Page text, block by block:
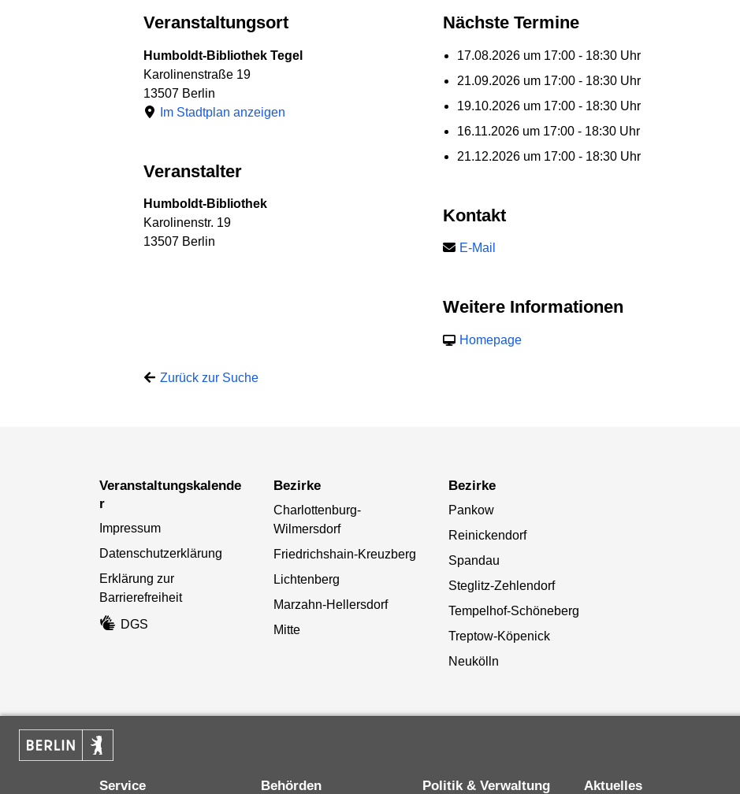
Veranstaltungsort
Humboldt-Bibliothek Tegel
Karolinenstraße 19
13507 Berlin
Im Stadtplan anzeigen
Veranstalter
Humboldt-Bibliothek
Karolinenstr. 19
13507 Berlin
Nächste Termine
17.08.2026 um 17:00 - 18:30 Uhr
21.09.2026 um 17:00 - 18:30 Uhr
19.10.2026 um 17:00 - 18:30 Uhr
16.11.2026 um 17:00 - 18:30 Uhr
21.12.2026 um 17:00 - 18:30 Uhr
Kontakt
E-Mail
Weitere Informationen
Homepage
Zurück zur Suche
Veranstaltungskalende
r
Impressum
Datenschutzerklärung
Erklärung zur
Barrierefreiheit
DGS
Bezirke
Charlottenburg-
Wilmersdorf
Friedrichshain-Kreuzberg
Lichtenberg
Marzahn-Hellersdorf
Mitte
Bezirke
Pankow
Reinickendorf
Spandau
Steglitz-Zehlendorf
Tempelhof-Schöneberg
Treptow-Köpenick
Neukölln
Service Behörden Politik & Verwaltung Aktuelles